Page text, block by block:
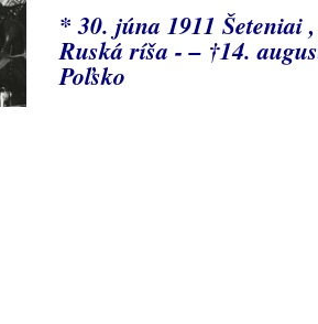
* 30. júna 1911 Šeteniai
Ruská ríša - – †14.
Poľsko